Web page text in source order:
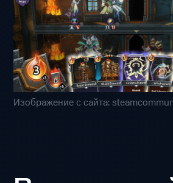
Изображение с сайта: